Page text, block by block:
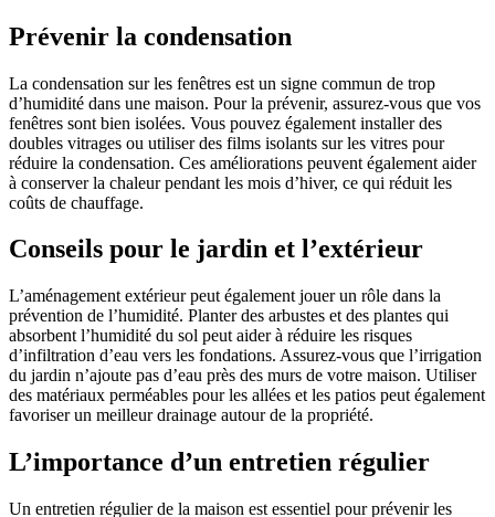
Prévenir la condensation
La condensation sur les fenêtres est un signe commun de trop
d’humidité dans une maison. Pour la prévenir, assurez-vous que vos
fenêtres sont bien isolées. Vous pouvez également installer des
doubles vitrages ou utiliser des films isolants sur les vitres pour
réduire la condensation. Ces améliorations peuvent également aider
à conserver la chaleur pendant les mois d’hiver, ce qui réduit les
coûts de chauffage.
Conseils pour le jardin et l’extérieur
L’aménagement extérieur peut également jouer un rôle dans la
prévention de l’humidité. Planter des arbustes et des plantes qui
absorbent l’humidité du sol peut aider à réduire les risques
d’infiltration d’eau vers les fondations. Assurez-vous que l’irrigation
du jardin n’ajoute pas d’eau près des murs de votre maison. Utiliser
des matériaux perméables pour les allées et les patios peut également
favoriser un meilleur drainage autour de la propriété.
L’importance d’un entretien régulier
Un entretien régulier de la maison est essentiel pour prévenir les